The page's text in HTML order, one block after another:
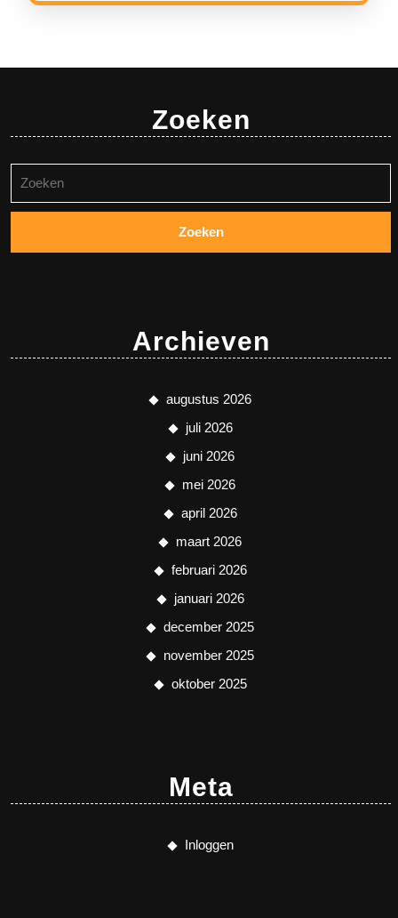
Zoeken
naar:
Archieven
augustus 2026
juli 2026
juni 2026
mei 2026
april 2026
maart 2026
februari 2026
januari 2026
december 2025
november 2025
oktober 2025
Meta
Inloggen